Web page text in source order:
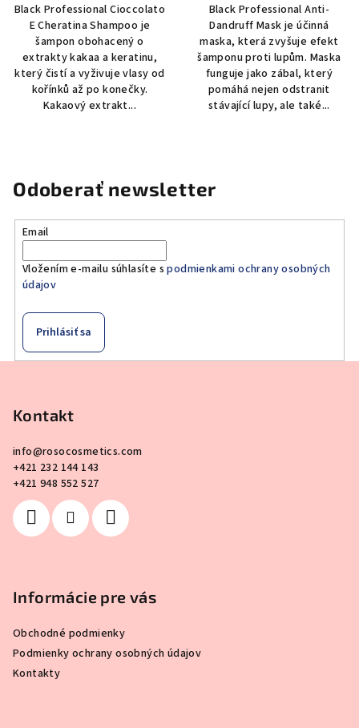
Black Professional Cioccolato
E Cheratina Shampoo je
šampon obohacený o
extrakty kakaa a keratinu,
který čistí a vyživuje vlasy od
kořínků až po konečky.
Kakaový extrakt...
Black Professional Anti-
Dandruff Mask je účinná
maska, která zvyšuje efekt
šamponu proti lupům. Maska
funguje jako zábal, který
pomáhá nejen odstranit
stávající lupy, ale také...
Odoberať newsletter
Email
Vložením e-mailu súhlasíte spodmienkami ochrany osobných
údajov
Prihlásiť sa
Kontakt
info@rosocosmetics.com
+421 232 144 143
+421 948 552 527
Informácie pre vás
Obchodné podmienky
Podmienky ochrany osobných údajov
Kontakty